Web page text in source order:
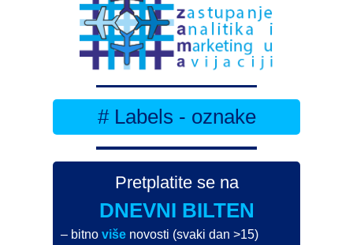
# Labels - oznake
Pretplatite se na
DNEVNI BILTEN
– bitnoviše novosti (svaki dan >15)